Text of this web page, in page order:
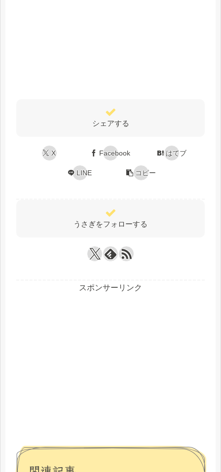
シェアする
X Facebook はてブ
LINE コピー
うさぎをフォローする
スポンサーリンク